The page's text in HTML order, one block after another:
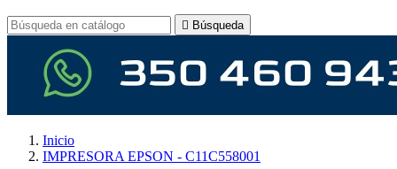
 Búsqueda
Inicio
IMPRESORA EPSON - C11C558001